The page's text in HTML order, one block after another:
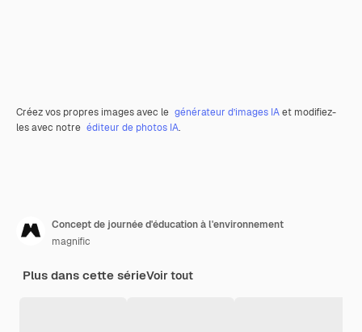
Créez vos propres images avec le générateur d’images IAet modifiez-
les avec notre éditeur de photos IA.
Concept de journée d'éducation à l'environnement
magnific
Plus dans cette sérieVoir tout